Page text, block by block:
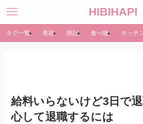
HIBIHAPI
タグ一覧 美容 雑記 食べ物 キッチ
給料いらないけど3日で
心して退職するには